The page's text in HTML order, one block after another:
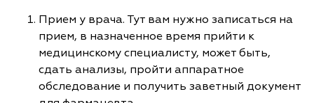
Прием у врача. Тут вам нужно записаться на
прием, в назначенное время прийти к
медицинскому специалисту, может быть,
сдать анализы, пройти аппаратное
обследование и получить заветный документ